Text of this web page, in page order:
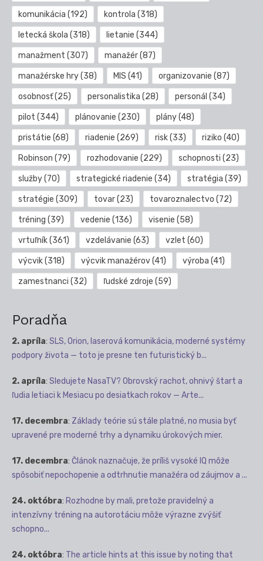
komunikácia (192) kontrola (318)
letecká škola (318) lietanie (344)
manažment (307) manažér(87)
manažérske hry(38) MIS (41) organizovanie (87)
osobnosť(25) personalistika (28) personál (34)
pilot (344) plánovanie (230) plány(48)
pristátie (68) riadenie (269) risk(33) riziko (40)
Robinson (79) rozhodovanie (229) schopnosti (23)
služby(70) strategické riadenie (34) stratégia (39)
stratégie (309) tovar(23) tovaroznalectvo (72)
tréning (39) vedenie (136) visenie (58)
vrtuľník(361) vzdelávanie (63) vzlet (60)
výcvik(318) výcvik manažérov(41) výroba (41)
zamestnanci (32) ľudské zdroje (59)
Poradňa
2. apríla: SLS, Orion, laserová komunikácia, moderné systémy
podpory života — toto je presne ten futuristický b...
2. apríla: Sledujete NasaTV? Obrovský rachot, ohnivý štart a
ľudia letiaci k Mesiacu po desiatkach rokov — Arte...
17. decembra: Základy teórie sú stále platné, no musia byť
upravené pre moderné trhy a dynamiku úrokových mier.
17. decembra: Článok naznačuje, že príliš vysoké IQ môže
spôsobiť nepochopenie a odtrhnutie manažéra od záujmov a ...
24. októbra: Rozhodne by mali, pretože pravidelný a
intenzívny tréning na autorotáciu môže výrazne zvýšiť
schopno...
24. októbra: The article hints at this issue by noting that